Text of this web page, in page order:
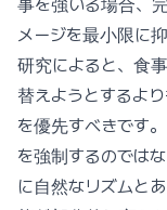
事を強いる場合、
メージを最小限に
研究によると、食
替えようとするよ
を優先すべきです
を強制するのでは
に自然なリズムと